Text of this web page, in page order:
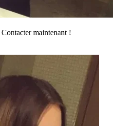
Contacter maintenant !